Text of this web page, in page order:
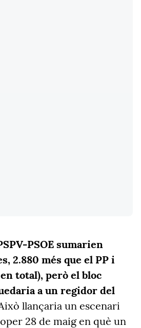
PSOE sumarien
2.880 més que el PP i
en total), però el bloc
a un regidor del
llançaria un escenari
28 de maig en què un